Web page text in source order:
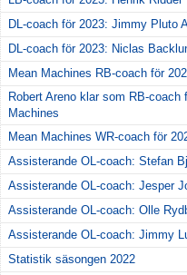
DL-coach för 2023: Jimmy Pluto
DL-coach för 2023: Niclas
Mean Machines RB-coach för
Robert Areno klar som RB-
Machines
Mean Machines WR-coach för
Assisterande OL-coach: Stefan
Assisterande OL-coach: Jesper
Assisterande OL-coach: Olle
Assisterande OL-coach: Jimmy
Statistik säsongen 2022